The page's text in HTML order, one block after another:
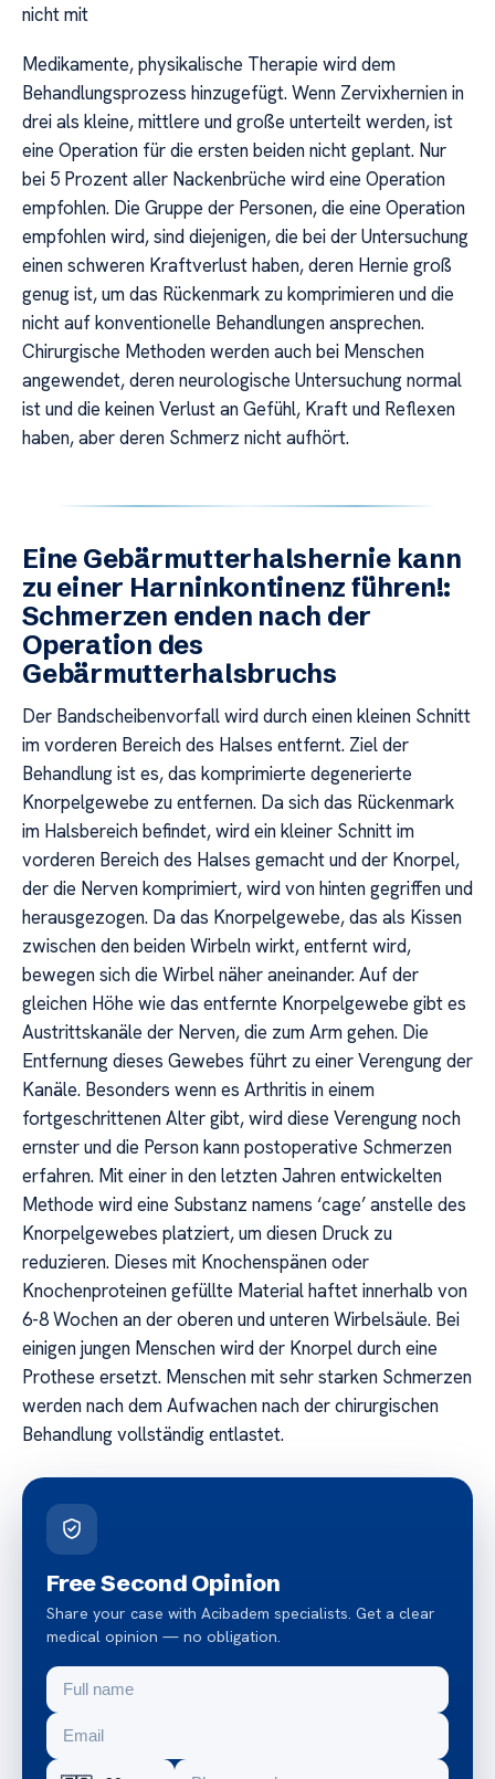
nicht mit
Medikamente, physikalische Therapie wird dem
Behandlungsprozess hinzugefügt. Wenn Zervixhernien in
drei als kleine, mittlere und große unterteilt werden, ist
eine Operation für die ersten beiden nicht geplant. Nur
bei 5 Prozent aller Nackenbrüche wird eine Operation
empfohlen. Die Gruppe der Personen, die eine Operation
empfohlen wird, sind diejenigen, die bei der Untersuchung
einen schweren Kraftverlust haben, deren Hernie groß
genug ist, um das Rückenmark zu komprimieren und die
nicht auf konventionelle Behandlungen ansprechen.
Chirurgische Methoden werden auch bei Menschen
angewendet, deren neurologische Untersuchung normal
ist und die keinen Verlust an Gefühl, Kraft und Reflexen
haben, aber deren Schmerz nicht aufhört.
Eine Gebärmutterhalshernie kann
zu einer Harninkontinenz führen!:
Schmerzen enden nach der
Operation des
Gebärmutterhalsbruchs
Der Bandscheibenvorfall wird durch einen kleinen Schnitt
im vorderen Bereich des Halses entfernt. Ziel der
Behandlung ist es, das komprimierte degenerierte
Knorpelgewebe zu entfernen. Da sich das Rückenmark
im Halsbereich befindet, wird ein kleiner Schnitt im
vorderen Bereich des Halses gemacht und der Knorpel,
der die Nerven komprimiert, wird von hinten gegriffen und
herausgezogen. Da das Knorpelgewebe, das als Kissen
zwischen den beiden Wirbeln wirkt, entfernt wird,
bewegen sich die Wirbel näher aneinander. Auf der
gleichen Höhe wie das entfernte Knorpelgewebe gibt es
Austrittskanäle der Nerven, die zum Arm gehen. Die
Entfernung dieses Gewebes führt zu einer Verengung der
Kanäle. Besonders wenn es Arthritis in einem
fortgeschrittenen Alter gibt, wird diese Verengung noch
ernster und die Person kann postoperative Schmerzen
erfahren. Mit einer in den letzten Jahren entwickelten
Methode wird eine Substanz namens ‘cage’ anstelle des
Knorpelgewebes platziert, um diesen Druck zu
reduzieren. Dieses mit Knochenspänen oder
Knochenproteinen gefüllte Material haftet innerhalb von
6-8 Wochen an der oberen und unteren Wirbelsäule. Bei
einigen jungen Menschen wird der Knorpel durch eine
Prothese ersetzt. Menschen mit sehr starken Schmerzen
werden nach dem Aufwachen nach der chirurgischen
Behandlung vollständig entlastet.
Free Second Opinion
Share your case with Acibadem specialists. Get a clear
medical opinion — no obligation.